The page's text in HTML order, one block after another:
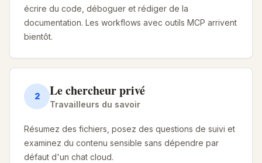
écrire du code, déboguer et rédiger de la
documentation. Les workflows avec outils MCP arrivent
bientôt.
2 Le chercheur privé
Travailleurs du savoir
Résumez des fichiers, posez des questions de suivi et
examinez du contenu sensible sans dépendre par
défaut d'un chat cloud.